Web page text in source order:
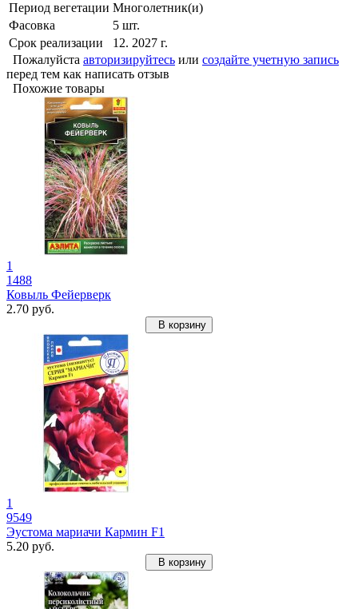
Период вегетации Многолетник(и)
Фасовка
5 шт.
Срок реализации
12. 2027 г.
Пожалуйста авторизируйтесь или создайте учетную запись
перед тем как написать отзыв
Похожие товары
1
1488
Ковыль Фейерверк
2.70 руб.
В корзину
1
9549
Эустома мариачи Кармин F1
5.20 руб.
В корзину